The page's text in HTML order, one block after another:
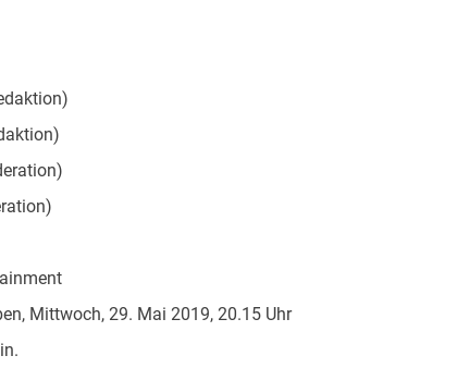
Mittwoch, 29. Mai 2019, 20.15 Uhr